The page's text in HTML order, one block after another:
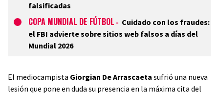
falsificadas
COPA MUNDIAL DE FÚTBOL - Cuidado con los fraudes:
el FBI advierte sobre sitios web falsos a días del
Mundial 2026
El mediocampista Giorgian De Arrascaeta sufrió una nueva
lesión que pone en duda su presencia en la máxima cita del